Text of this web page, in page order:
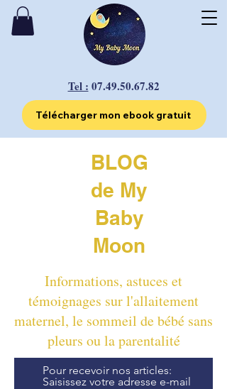
Tel : 07.49.50.67.82
Télécharger mon ebook gratuit
BLOG
de My
Baby
Moon
Informations, astuces et
témoignages sur l'allaitement
maternel, le sommeil de bébé sans
pleurs ou la parentalité
Pour recevoir nos articles:
Saisissez votre adresse e-mail